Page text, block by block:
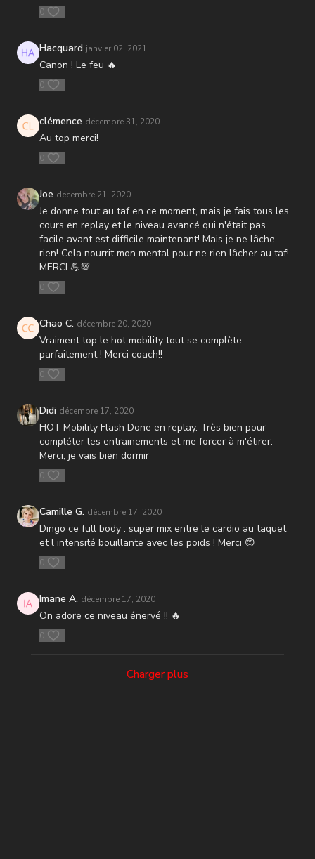
0
Hacquard janvier 02, 2021
Canon ! Le feu 🔥
0
clémence décembre 31, 2020
Au top merci!
0
Joe décembre 21, 2020
Je donne tout au taf en ce moment, mais je fais tous les
cours en replay et le niveau avancé qui n'était pas
facile avant est difficile maintenant! Mais je ne lâche
rien! Cela nourrit mon mental pour ne rien lâcher au taf!
MERCI 💪💯
0
Chao C. décembre 20, 2020
Vraiment top le hot mobility tout se complète
parfaitement ! Merci coach!!
0
Didi décembre 17, 2020
HOT Mobility Flash Done en replay. Très bien pour
compléter les entrainements et me forcer à m'étirer.
Merci, je vais bien dormir
0
Camille G. décembre 17, 2020
Dingo ce full body : super mix entre le cardio au taquet
et l intensité bouillante avec les poids ! Merci 😊
0
Imane A. décembre 17, 2020
On adore ce niveau énervé !! 🔥
0
Charger plus